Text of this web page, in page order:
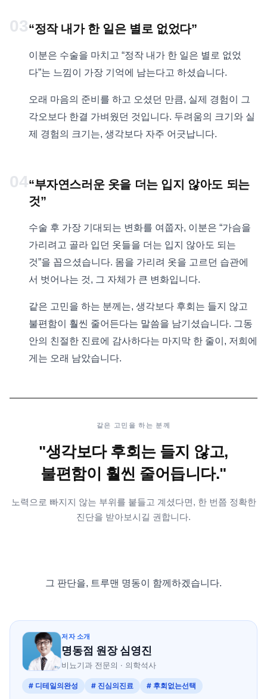
03“정작 내가 한 일은 별로 없었다”
이분은 수술을 마치고 “정작 내가 한 일은 별로 없었
다”는 느낌이 가장 기억에 남는다고 하셨습니다.
오래 마음의 준비를 하고 오셨던 만큼, 실제 경험이 그
각오보다 한결 가벼웠던 것입니다. 두려움의 크기와 실
제 경험의 크기는, 생각보다 자주 어긋납니다.
04“부자연스러운 옷을 더는 입지 않아도 되는
것”
수술 후 가장 기대되는 변화를 여쭙자, 이분은 “가슴을
가리려고 골라 입던 옷들을 더는 입지 않아도 되는
것”을 꼽으셨습니다. 몸을 가리려 옷을 고르던 습관에
서 벗어나는 것, 그 자체가 큰 변화입니다.
같은 고민을 하는 분께는, 생각보다 후회는 들지 않고
불편함이 훨씬 줄어든다는 말씀을 남기셨습니다. 그동
안의 친절한 진료에 감사하다는 마지막 한 줄이, 저희에
게는 오래 남았습니다.
같은 고민을 하는 분께
"생각보다 후회는 들지 않고,
불편함이 훨씬 줄어듭니다."
노력으로 빠지지 않는 부위를 붙들고 계셨다면, 한 번쯤 정확한
진단을 받아보시길 권합니다.
그 판단을, 트루맨 명동이 함께하겠습니다.
저자 소개
명동점 원장 심영진
비뇨기과 전문의 · 의학석사
# 디테일의완성 # 진심의진료 # 후회없는선택